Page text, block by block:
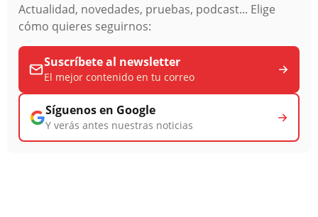
Actualidad, novedades, pruebas, podcast... Elige
cómo quieres seguirnos:
Suscríbete al newsletter
El mejor contenido en tu correo
Síguenos en Google
Y verás antes nuestras noticias